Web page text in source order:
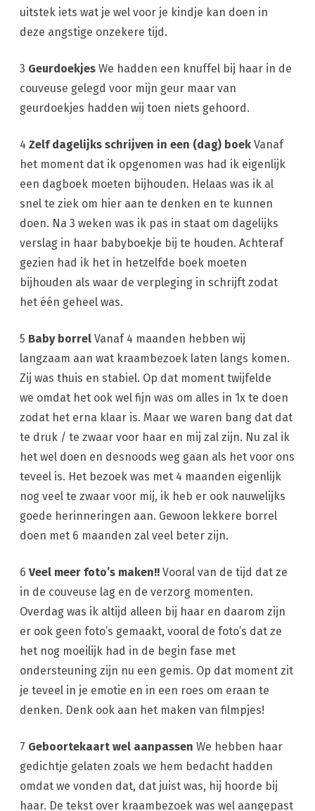
uitstek iets wat je wel voor je kindje kan doen in
deze angstige onzekere tijd.
3 Geurdoekjes We hadden een knuffel bij haar in de
couveuse gelegd voor mijn geur maar van
geurdoekjes hadden wij toen niets gehoord.
4 Zelf dagelijks schrijven in een (dag) boek Vanaf
het moment dat ik opgenomen was had ik eigenlijk
een dagboek moeten bijhouden. Helaas was ik al
snel te ziek om hier aan te denken en te kunnen
doen. Na 3 weken was ik pas in staat om dagelijks
verslag in haar babyboekje bij te houden. Achteraf
gezien had ik het in hetzelfde boek moeten
bijhouden als waar de verpleging in schrijft zodat
het één geheel was.
5 Baby borrel Vanaf 4 maanden hebben wij
langzaam aan wat kraambezoek laten langs komen.
Zij was thuis en stabiel. Op dat moment twijfelde
we omdat het ook wel fijn was om alles in 1x te doen
zodat het erna klaar is. Maar we waren bang dat dat
te druk / te zwaar voor haar en mij zal zijn. Nu zal ik
het wel doen en desnoods weg gaan als het voor ons
teveel is. Het bezoek was met 4 maanden eigenlijk
nog veel te zwaar voor mij, ik heb er ook nauwelijks
goede herinneringen aan. Gewoon lekkere borrel
doen met 6 maanden zal veel beter zijn.
6 Veel meer foto’s maken!! Vooral van de tijd dat ze
in de couveuse lag en de verzorg momenten.
Overdag was ik altijd alleen bij haar en daarom zijn
er ook geen foto’s gemaakt, vooral de foto’s dat ze
het nog moeilijk had in de begin fase met
ondersteuning zijn nu een gemis. Op dat moment zit
je teveel in je emotie en in een roes om eraan te
denken. Denk ook aan het maken van filmpjes!
7 Geboortekaart wel aanpassen We hebben haar
gedichtje gelaten zoals we hem bedacht hadden
omdat we vonden dat, dat juist was, hij hoorde bij
haar. De tekst over kraambezoek was wel aangepast